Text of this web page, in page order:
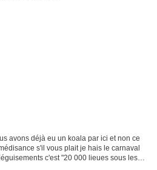
avons déjà eu un koala par ici et non ce
s'il vous plait je hais le carnaval
c'est "20 000 lieues sous les